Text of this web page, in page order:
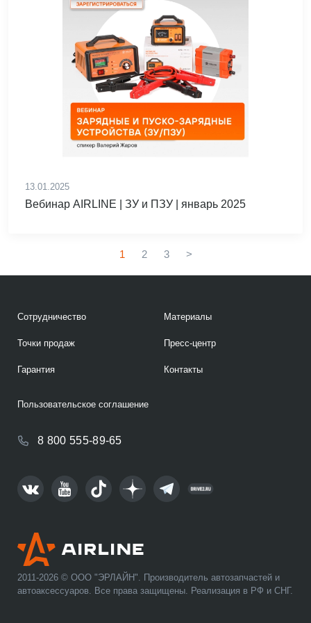
13.01.2025
Вебинар AIRLINE | ЗУ и ПЗУ | январь 2025
1 2 3 >
2011-2026 © ООО "ЭРЛАЙН". Производитель автозапчастей и
автоаксессуаров. Все права защищены. Реализация в РФ и СНГ.
Сотрудничество
Точки продаж
Гарантия
Материалы
Пресс-центр
Контакты
8 800 555-89-65
Пользовательское соглашение